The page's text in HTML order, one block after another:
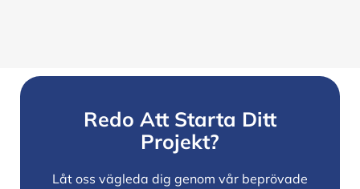
Redo Att Starta Ditt
Projekt?
Låt oss vägleda dig genom vår beprövade